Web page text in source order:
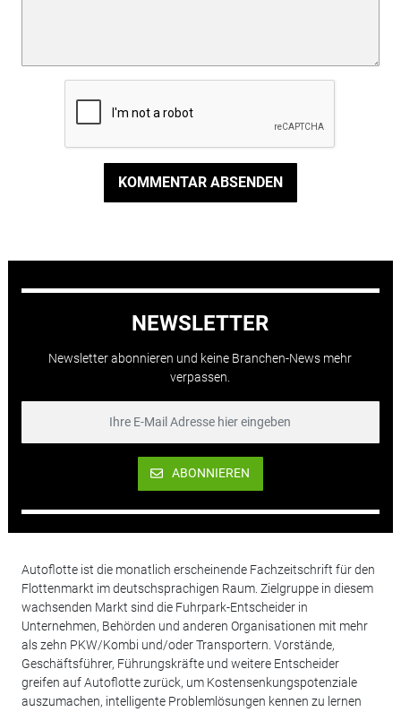
KOMMENTAR ABSENDEN
NEWSLETTER
Newsletter abonnieren und keine Branchen-News mehr
verpassen.
ABONNIEREN
Autoflotte ist die monatlich erscheinende Fachzeitschrift für den
Flottenmarkt im deutschsprachigen Raum. Zielgruppe in diesem
wachsenden Markt sind die Fuhrpark-Entscheider in
Unternehmen, Behörden und anderen Organisationen mit mehr
als zehn PKW/Kombi und/oder Transportern. Vorstände,
Geschäftsführer, Führungskräfte und weitere Entscheider
greifen auf Autoflotte zurück, um Kostensenkungspotenziale
auszumachen, intelligente Problemlösungen kennen zu lernen